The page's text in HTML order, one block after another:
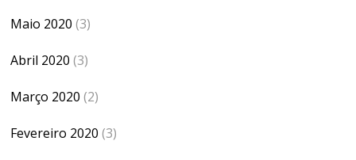
Maio 2020 (3)
Abril 2020 (3)
Março 2020 (2)
Fevereiro 2020 (3)